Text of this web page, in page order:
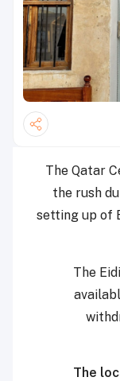
The Qatar
the rush
setting up of
The
The